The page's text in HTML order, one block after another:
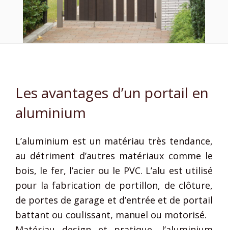
Les avantages d’un portail en
aluminium
L’aluminium est un matériau très tendance,
au détriment d’autres matériaux comme le
bois, le fer, l’acier ou le PVC. L’alu est utilisé
pour la fabrication de portillon, de clôture,
de portes de garage et d’entrée et de portail
battant ou coulissant, manuel ou motorisé.